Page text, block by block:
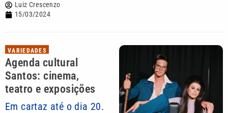
Luiz Crescenzo
15/03/2024
VARIEDADES
Agenda cultural
Santos: cinema,
teatro e exposições
Em cartaz até o dia 20.